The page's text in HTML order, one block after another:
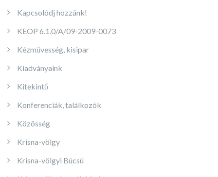
Kapcsolódj hozzánk!
KEOP 6.1.0/A/09-2009-0073
Kézművesség, kisipar
Kiadványaink
Kitekintő
Konferenciák, találkozók
Közösség
Krisna-völgy
Krisna-völgyi Búcsú